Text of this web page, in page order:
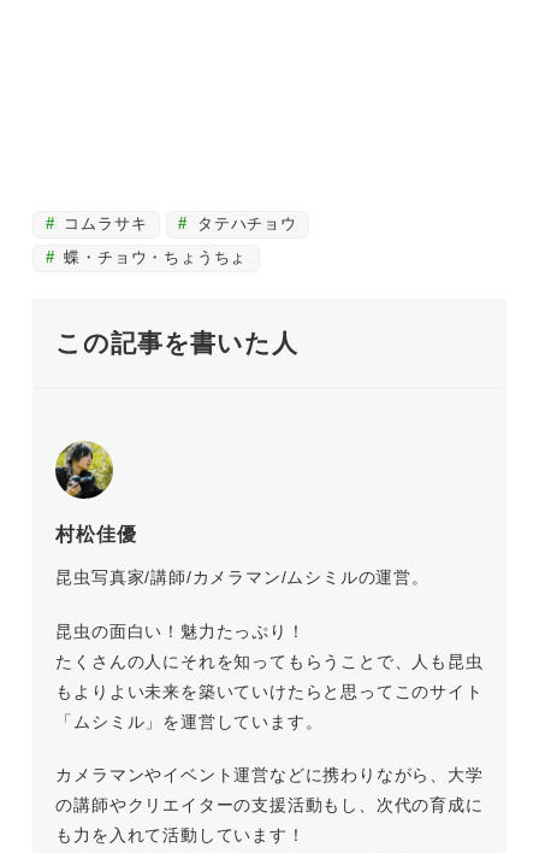
コムラサキ
タテハチョウ
蝶・チョウ・ちょうちょ
この記事を書いた人
村松佳優
昆虫写真家/講師/カメラマン/ムシミルの運営。
昆虫の面白い！魅力たっぷり！
たくさんの人にそれを知ってもらうことで、人も昆虫
もよりよい未来を築いていけたらと思ってこのサイト
「ムシミル」を運営しています。
カメラマンやイベント運営などに携わりながら、大学
の講師やクリエイターの支援活動もし、次代の育成に
も力を入れて活動しています！